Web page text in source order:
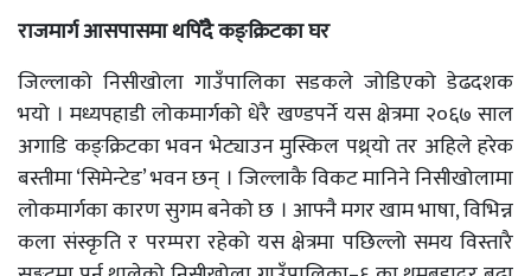
राजमार्ग आसपासमा थपिँदै कङ्क्रिटका घर
जिल्लाको निसीखोला गाउँपालिका सडकले जोडिएको डेढदशक
भयो । मध्यपहाडी लोकमार्गको धेरै खण्डपर्ने यस क्षेत्रमा २०६७ साल
अगाडि कङ्क्रिटका भवन भेट्याउन मुस्किल पथ्र्यो तर अहिले हरेक
बस्तीमा ‘सिमेन्टेड’ भवन छन् । जिल्लाकै विकट मानिने निसीखोलामा
लोकमार्गका कारण सुगम बनेको छ । आफ्नै मगर खाम भाषा, विभिन्न
कला संस्कृति र परम्परा रहेको यस क्षेत्रमा पछिल्लो समय विस्तारै